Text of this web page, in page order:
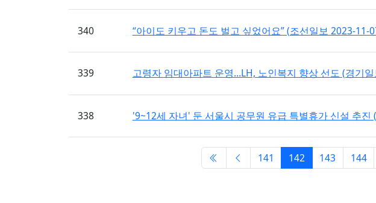
340 “아이도 키우고 돈도 벌고 싶었어요” (조선일보 2023-11-
339 고령자 임대아파트 운영…LH, 노인복지 향상 선도 (경기
338 '9~12세 자녀' 둔 서울시 공무원 유급 특별휴가 신설 추진
첫 페이지이전 페이지
141 142페이지 현재
143 144